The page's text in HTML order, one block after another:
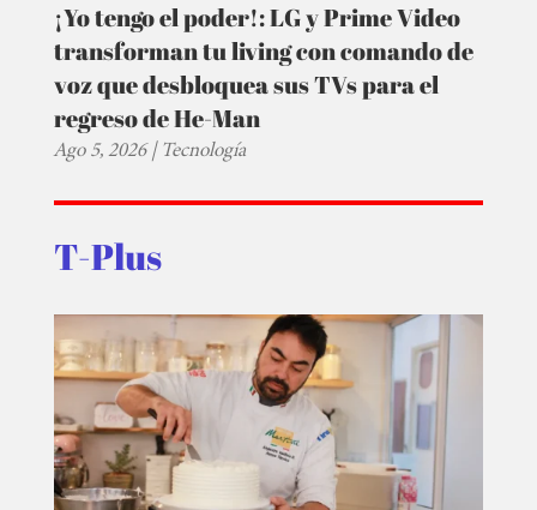
¡Yo tengo el poder!: LG y Prime Video
transforman tu living con comando de
voz que desbloquea sus TVs para el
regreso de He-Man
Ago 5, 2026|Tecnología
T-Plus